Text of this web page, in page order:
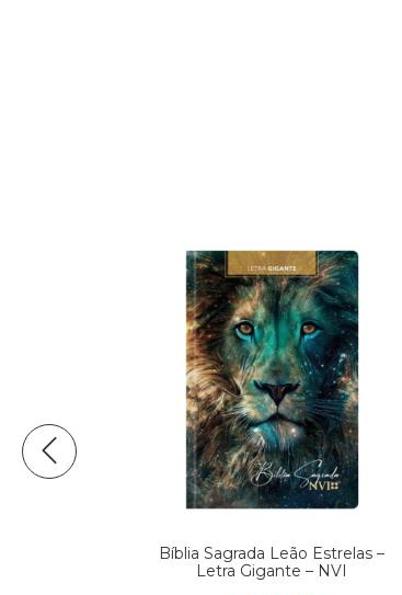
Bíblia Sagrada Leão Estrelas –
Letra Gigante – NVI